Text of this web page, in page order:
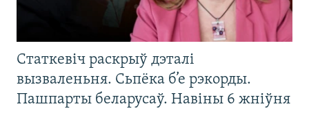
Статкевіч раскрыў дэталі
вызваленьня. Сьпёка б’е рэкорды.
Пашпарты беларусаў. Навіны 6 жніўня